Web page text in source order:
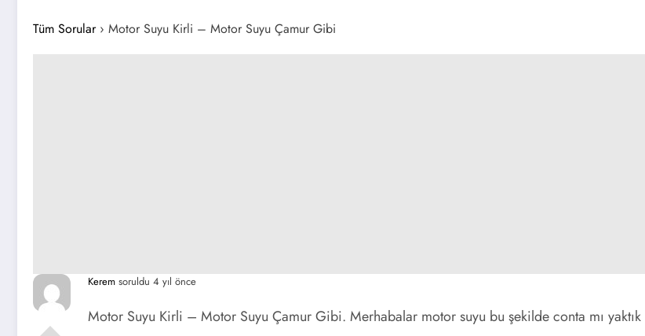
Tüm Sorular› Motor Suyu Kirli – Motor Suyu Çamur Gibi
Kerem soruldu 4 yıl önce
Motor Suyu Kirli – Motor Suyu Çamur Gibi. Merhabalar motor suyu bu şekilde conta mı yaktık